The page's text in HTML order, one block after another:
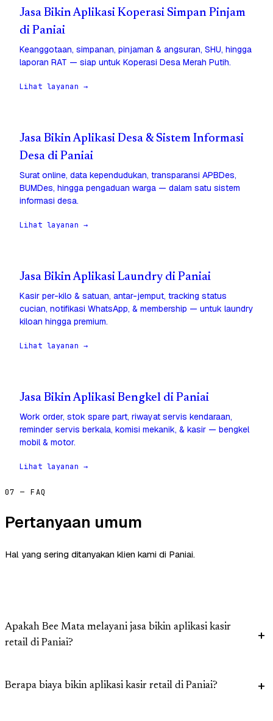
Jasa Bikin Aplikasi Koperasi Simpan Pinjam
di Paniai
Keanggotaan, simpanan, pinjaman & angsuran, SHU, hingga
laporan RAT — siap untuk Koperasi Desa Merah Putih.
Lihat layanan →
Jasa Bikin Aplikasi Desa & Sistem Informasi
Desa di Paniai
Surat online, data kependudukan, transparansi APBDes,
BUMDes, hingga pengaduan warga — dalam satu sistem
informasi desa.
Lihat layanan →
Jasa Bikin Aplikasi Laundry di Paniai
Kasir per-kilo & satuan, antar-jemput, tracking status
cucian, notifikasi WhatsApp, & membership — untuk laundry
kiloan hingga premium.
Lihat layanan →
Jasa Bikin Aplikasi Bengkel di Paniai
Work order, stok spare part, riwayat servis kendaraan,
reminder servis berkala, komisi mekanik, & kasir — bengkel
mobil & motor.
Lihat layanan →
07 — FAQ
Pertanyaan umum
Hal yang sering ditanyakan klien kami di Paniai.
Apakah Bee Mata melayani jasa bikin aplikasi kasir
retail di Paniai?
Berapa biaya bikin aplikasi kasir retail di Paniai?